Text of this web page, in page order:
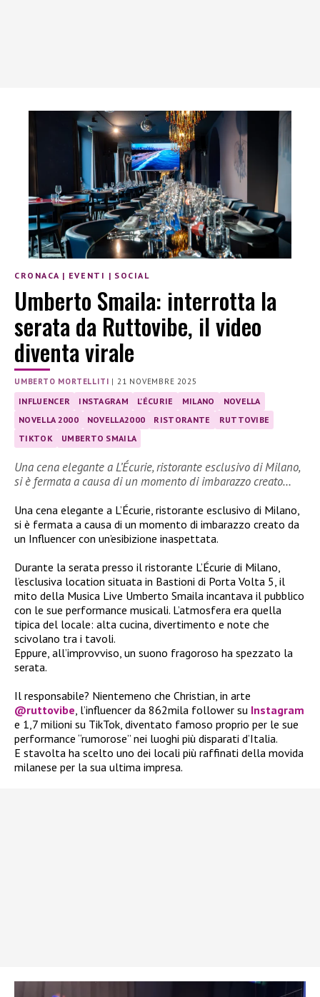
CRONACA | EVENTI | SOCIAL
Umberto Smaila: interrotta la
serata da Ruttovibe, il video
diventa virale
UMBERTO MORTELLITI | 21 NOVEMBRE 2025
INFLUENCER INSTAGRAM L’ÉCURIE MILANO
NOVELLA
NOVELLA 2000
NOVELLA2000 RISTORANTE
RUTTOVIBE
TIKTOK
UMBERTO SMAILA
Una cena elegante a L’Écurie, ristorante esclusivo di Milano,
si è fermata a causa di un momento di imbarazzo creato…
Una cena elegante a L’Écurie, ristorante esclusivo di Milano,
si è fermata a causa di un momento di imbarazzo creato da
un Influencer con un’esibizione inaspettata.
Durante la serata presso il ristorante L’Écurie di Milano,
l’esclusiva location situata in Bastioni di Porta Volta 5, il
mito della Musica Live Umberto Smaila incantava il pubblico
con le sue performance musicali. L’atmosfera era quella
tipica del locale: alta cucina, divertimento e note che
scivolano tra i tavoli.
Eppure, all’improvviso, un suono fragoroso ha spezzato la
serata.
Il responsabile? Nientemeno che Christian, in arte
@ruttovibe, l’influencer da 862mila follower su Instagram
e 1,7 milioni su TikTok, diventato famoso proprio per le sue
performance “rumorose” nei luoghi più disparati d’Italia.
E stavolta ha scelto uno dei locali più raffinati della movida
milanese per la sua ultima impresa.